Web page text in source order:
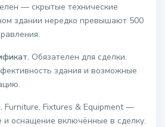
— скрытые технические
здании нередко превышают 500
Обязателен для сделки.
здания и возможные
Furniture, Fixtures & Equipment —
и оснащение включённые в сделку.